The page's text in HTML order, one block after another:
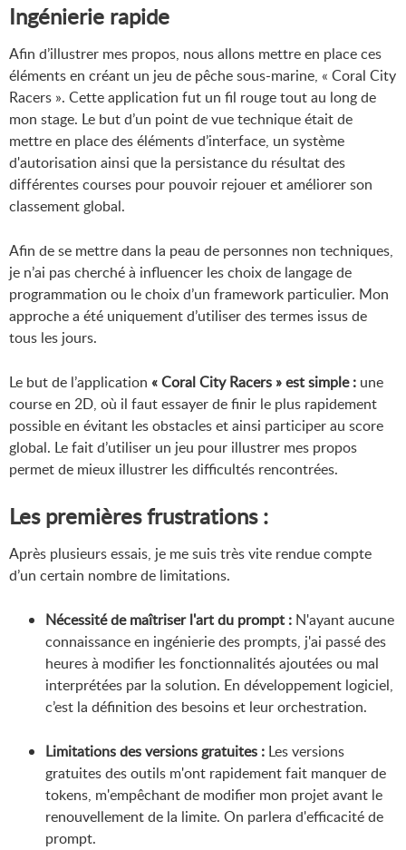
Ingénierie rapide
Afin d’illustrer mes propos, nous allons mettre en place ces
éléments en créant un jeu de pêche sous-marine, « Coral City
Racers ». Cette application fut un fil rouge tout au long de
mon stage. Le but d’un point de vue technique était de
mettre en place des éléments d’interface, un système
d'autorisation ainsi que la persistance du résultat des
différentes courses pour pouvoir rejouer et améliorer son
classement global.
Afin de se mettre dans la peau de personnes non techniques,
je n’ai pas cherché à influencer les choix de langage de
programmation ou le choix d’un framework particulier. Mon
approche a été uniquement d’utiliser des termes issus de
tous les jours.
Le but de l’application « Coral City Racers » est simple : une
course en 2D, où il faut essayer de finir le plus rapidement
possible en évitant les obstacles et ainsi participer au score
global. Le fait d’utiliser un jeu pour illustrer mes propos
permet de mieux illustrer les difficultés rencontrées.
Les premières frustrations :
Après plusieurs essais, je me suis très vite rendue compte
d’un certain nombre de limitations.
Nécessité de maîtriser l'art du prompt : N'ayant aucune
connaissance en ingénierie des prompts, j'ai passé des
heures à modifier les fonctionnalités ajoutées ou mal
interprétées par la solution. En développement logiciel,
c’est la définition des besoins et leur orchestration.
Limitations des versions gratuites : Les versions
gratuites des outils m'ont rapidement fait manquer de
tokens, m'empêchant de modifier mon projet avant le
renouvellement de la limite. On parlera d'efficacité de
prompt.